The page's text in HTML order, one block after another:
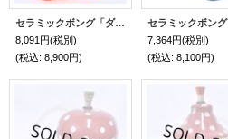
セラミックボング「ダブル・マッシュルーム」
8,091円(税別)
(税込: 8,900円)
セラミックボング
7,364円(税別)
(税込: 8,100円)